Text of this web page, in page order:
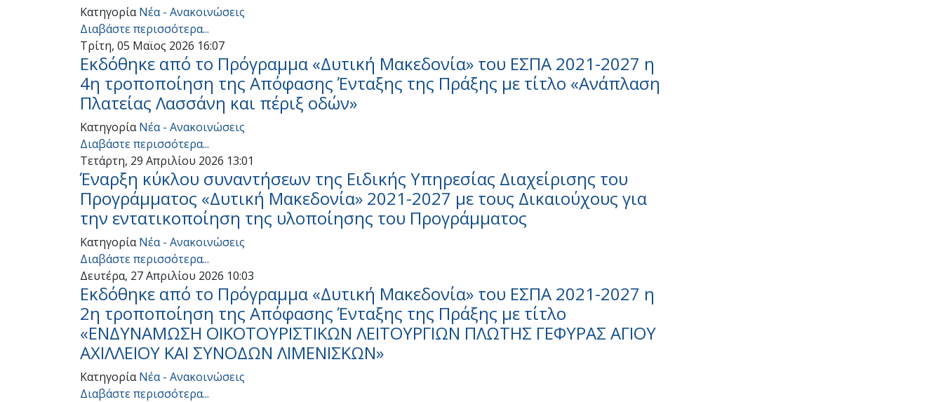
Κατηγορία Νέα - Ανακοινώσεις
Διαβάστε περισσότερα...
Τρίτη, 05 Μαϊος 2026 16:07
Εκδόθηκε από το Πρόγραμμα «Δυτική Μακεδονία» του ΕΣΠΑ 2021-2027 η
4η τροποποίηση της Απόφασης Ένταξης της Πράξης με τίτλο «Ανάπλαση
Πλατείας Λασσάνη και πέριξ οδών»
Κατηγορία Νέα - Ανακοινώσεις
Διαβάστε περισσότερα...
Τετάρτη, 29 Απριλίου 2026 13:01
Έναρξη κύκλου συναντήσεων της Ειδικής Υπηρεσίας Διαχείρισης του
Προγράμματος «Δυτική Μακεδονία» 2021-2027 με τους Δικαιούχους για
την εντατικοποίηση της υλοποίησης του Προγράμματος
Κατηγορία Νέα - Ανακοινώσεις
Διαβάστε περισσότερα...
Δευτέρα, 27 Απριλίου 2026 10:03
Εκδόθηκε από το Πρόγραμμα «Δυτική Μακεδονία» του ΕΣΠΑ 2021-2027 η
2η τροποποίηση της Απόφασης Ένταξης της Πράξης με τίτλο
«ΕΝΔΥΝΑΜΩΣΗ ΟΙΚΟΤΟΥΡΙΣΤΙΚΩΝ ΛΕΙΤΟΥΡΓΙΩΝ ΠΛΩΤΗΣ ΓΕΦΥΡΑΣ ΑΓΙΟΥ
ΑΧΙΛΛΕΙΟΥ ΚΑΙ ΣΥΝΟΔΩΝ ΛΙΜΕΝΙΣΚΩΝ»
Κατηγορία Νέα - Ανακοινώσεις
Διαβάστε περισσότερα...